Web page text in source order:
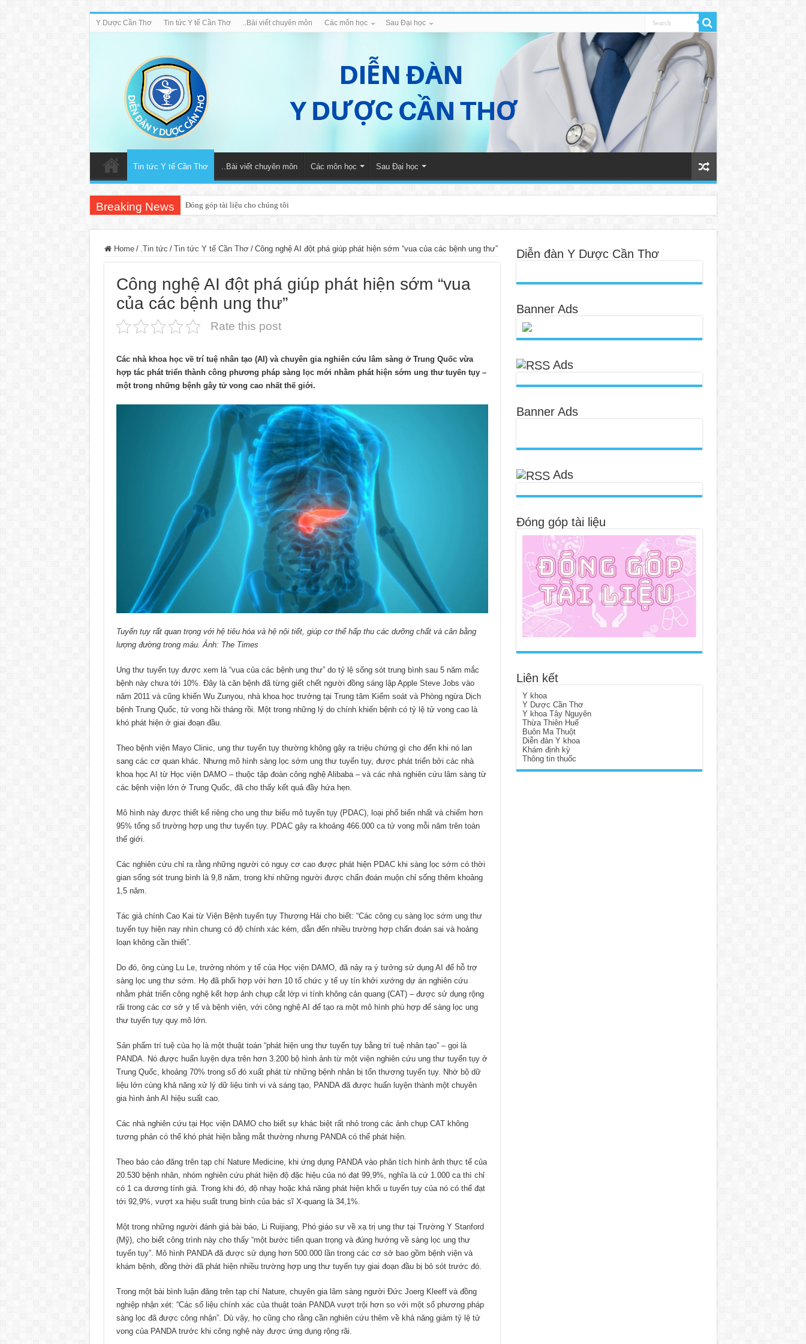
Y Dược Cần Thơ Tin tức Y tế Cần Thơ ..Bài viết chuyên môn Các môn học Sau Đại học
Tin tức Y tế Cần Thơ ..Bài viết chuyên môn Các môn học Sau Đại học
Breaking News Đóng góp tài liệu cho chúng tôi
Home / .Tin tức / Tin tức Y tế Cần Thơ / Công nghệ AI đột phá giúp phát hiện sớm “vua của các bệnh ung thư”
Công nghệ AI đột phá giúp phát hiện sớm “vua
của các bệnh ung thư”
Rate this post
Các nhà khoa học về trí tuệ nhân tạo (AI) và chuyên gia nghiên cứu lâm sàng ở Trung Quốc vừa
hợp tác phát triển thành công phương pháp sàng lọc mới nhằm phát hiện sớm ung thư tuyến tụy –
một trong những bệnh gây tử vong cao nhất thế giới.
Tuyến tụy rất quan trọng với hệ tiêu hóa và hệ nội tiết, giúp cơ thể hấp thu các dưỡng chất và cân bằng
lượng đường trong máu. Ảnh: The Times
Ung thư tuyến tụy được xem là “vua của các bệnh ung thư” do tỷ lệ sống sót trung bình sau 5 năm mắc
bệnh này chưa tới 10%. Đây là căn bệnh đã từng giết chết người đồng sáng lập Apple Steve Jobs vào
năm 2011 và cũng khiến Wu Zunyou, nhà khoa học trưởng tại Trung tâm Kiểm soát và Phòng ngừa Dịch
bệnh Trung Quốc, tử vong hồi tháng rồi. Một trong những lý do chính khiến bệnh có tỷ lệ tử vong cao là
khó phát hiện ở giai đoạn đầu.
Theo bệnh viện Mayo Clinic, ung thư tuyến tụy thường không gây ra triệu chứng gì cho đến khi nó lan
sang các cơ quan khác. Nhưng mô hình sàng lọc sớm ung thư tuyến tụy, được phát triển bởi các nhà
khoa học AI từ Học viện DAMO – thuộc tập đoàn công nghệ Alibaba – và các nhà nghiên cứu lâm sàng từ
các bệnh viện lớn ở Trung Quốc, đã cho thấy kết quả đầy hứa hẹn.
Mô hình này được thiết kế riêng cho ung thư biểu mô tuyến tụy (PDAC), loại phổ biến nhất và chiếm hơn
95% tổng số trường hợp ung thư tuyến tụy. PDAC gây ra khoảng 466.000 ca tử vong mỗi năm trên toàn
thế giới.
Các nghiên cứu chỉ ra rằng những người có nguy cơ cao được phát hiện PDAC khi sàng lọc sớm có thời
gian sống sót trung bình là 9,8 năm, trong khi những người được chẩn đoán muộn chỉ sống thêm khoảng
1,5 năm.
Tác giả chính Cao Kai từ Viện Bệnh tuyến tụy Thượng Hải cho biết: “Các công cụ sàng lọc sớm ung thư
tuyến tụy hiện nay nhìn chung có độ chính xác kém, dẫn đến nhiều trường hợp chẩn đoán sai và hoảng
loạn không cần thiết”.
Do đó, ông cùng Lu Le, trưởng nhóm y tế của Học viện DAMO, đã nảy ra ý tưởng sử dụng AI để hỗ trợ
sàng lọc ung thư sớm. Họ đã phối hợp với hơn 10 tổ chức y tế uy tín khởi xướng dự án nghiên cứu
nhằm phát triển công nghệ kết hợp ảnh chụp cắt lớp vi tính không cản quang (CAT) – được sử dụng rộng
rãi trong các cơ sở y tế và bệnh viện, với công nghệ AI để tạo ra một mô hình phù hợp để sàng lọc ung
thư tuyến tụy quy mô lớn.
Sản phẩm trí tuệ của họ là một thuật toán “phát hiện ung thư tuyến tụy bằng trí tuệ nhân tạo” – gọi là
PANDA. Nó được huấn luyện dựa trên hơn 3.200 bộ hình ảnh từ một viện nghiên cứu ung thư tuyến tụy ở
Trung Quốc, khoảng 70% trong số đó xuất phát từ những bệnh nhân bị tổn thương tuyến tụy. Nhờ bộ dữ
liệu lớn cùng khả năng xử lý dữ liệu tinh vi và sáng tạo, PANDA đã được huấn luyện thành một chuyên
gia hình ảnh AI hiệu suất cao.
Các nhà nghiên cứu tại Học viện DAMO cho biết sự khác biệt rất nhỏ trong các ảnh chụp CAT không
tương phản có thể khó phát hiện bằng mắt thường nhưng PANDA có thể phát hiện.
Theo báo cáo đăng trên tạp chí Nature Medicine, khi ứng dụng PANDA vào phân tích hình ảnh thực tế của
20.530 bệnh nhân, nhóm nghiên cứu phát hiện độ đặc hiệu của nó đạt 99,9%, nghĩa là cứ 1.000 ca thì chỉ
có 1 ca dương tính giả. Trong khi đó, độ nhạy hoặc khả năng phát hiện khối u tuyến tụy của nó có thể đạt
tới 92,9%, vượt xa hiệu suất trung bình của bác sĩ X-quang là 34,1%.
Một trong những người đánh giá bài báo, Li Ruijiang, Phó giáo sư về xạ trị ung thư tại Trường Y Stanford
(Mỹ), cho biết công trình này cho thấy “một bước tiến quan trọng và đúng hướng về sàng lọc ung thư
tuyến tụy”. Mô hình PANDA đã được sử dụng hơn 500.000 lần trong các cơ sở bao gồm bệnh viện và
khám bệnh, đồng thời đã phát hiện nhiều trường hợp ung thư tuyến tụy giai đoạn đầu bị bỏ sót trước đó.
Trong một bài bình luận đăng trên tạp chí Nature, chuyên gia lâm sàng người Ðức Joerg Kleeff và đồng
nghiệp nhận xét: “Các số liệu chính xác của thuật toán PANDA vượt trội hơn so với một số phương pháp
sàng lọc đã được công nhận”. Dù vậy, họ cũng cho rằng cần nghiên cứu thêm về khả năng giảm tỷ lệ tử
vong của PANDA trước khi công nghệ này được ứng dụng rộng rãi.
Diễn đàn Y Dược Cần Thơ
Banner Ads
Ads
Banner Ads
Ads
Đóng góp tài liệu
Liên kết
Y khoa
Y Dược Cần Thơ
Y khoa Tây Nguyên
Thừa Thiên Huế
Buôn Ma Thuột
Diễn đàn Y khoa
Khám định kỳ
Thông tin thuốc